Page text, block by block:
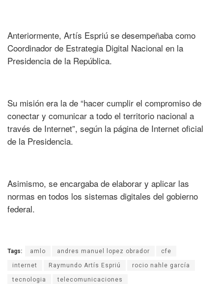
Anteriormente, Artís Espriú se desempeñaba como
Coordinador de Estrategia Digital Nacional en la
Presidencia de la República.
Su misión era la de “hacer cumplir el compromiso de
conectar y comunicar a todo el territorio nacional a
través de Internet”, según la página de Internet oficial
de la Presidencia.
Asimismo, se encargaba de elaborar y aplicar las
normas en todos los sistemas digitales del gobierno
federal.
Tags: amlo andres manuel lopez obrador cfe
internet Raymundo Artís Espriú rocio nahle garcía
tecnologia telecomunicaciones